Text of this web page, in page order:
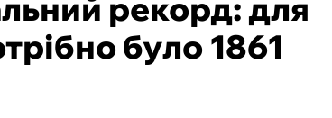
рекорд: для
було 1861